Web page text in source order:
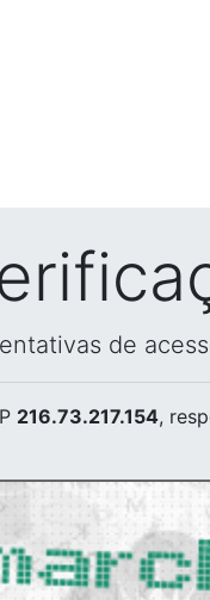
de
216.73.217.154,